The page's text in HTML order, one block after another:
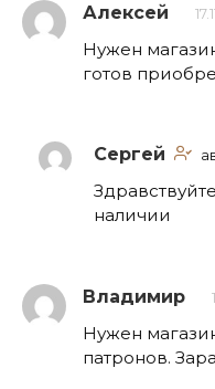
Алексей
Нужен
готов
Сергей
наличии
Владимир
Нужен
патронов.